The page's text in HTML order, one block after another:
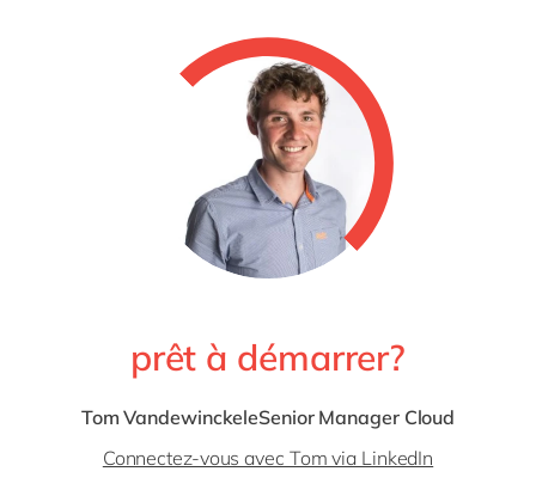
prêt à démarrer?
Tom VandewinckeleSenior Manager Cloud
Connectez-vous avec Tom via LinkedIn